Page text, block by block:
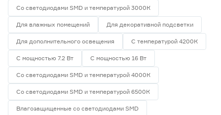
Со светодиодами SMD и температурой 3000К
Для влажных помещений Для декоративной подсветки
Для дополнительного освещения С температурой 4200К
С мощностью 7.2 Вт С мощностью 16 Вт
Со светодиодами SMD и температурой 4000К
Со светодиодами SMD и температурой 6500К
Влагозащищенные со светодиодами SMD